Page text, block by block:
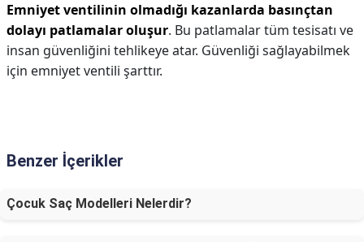
Emniyet ventilinin olmadığı kazanlarda basınçtan
dolayı patlamalar oluşur. Bu patlamalar tüm tesisatı ve
insan güvenliğini tehlikeye atar. Güvenliği sağlayabilmek
için emniyet ventili şarttır.
Benzer İçerikler
Çocuk Saç Modelleri Nelerdir?